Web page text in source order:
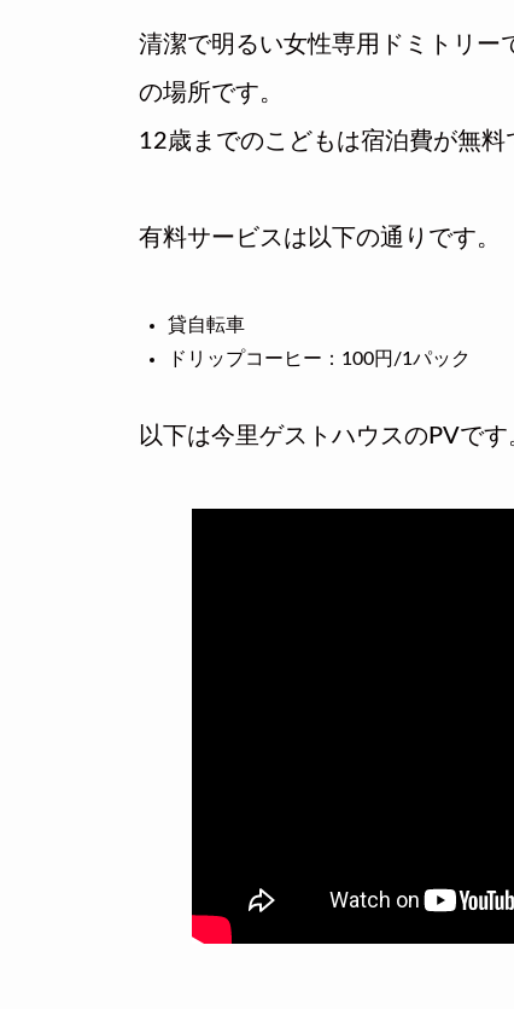
清潔で明るい女性専用ドミトリー
の場所です。
12歳までのこどもは宿泊費が無料
有料サービスは以下の通りです。
貸自転車
ドリップコーヒー：100円/1パック
以下は今里ゲストハウスのPVです